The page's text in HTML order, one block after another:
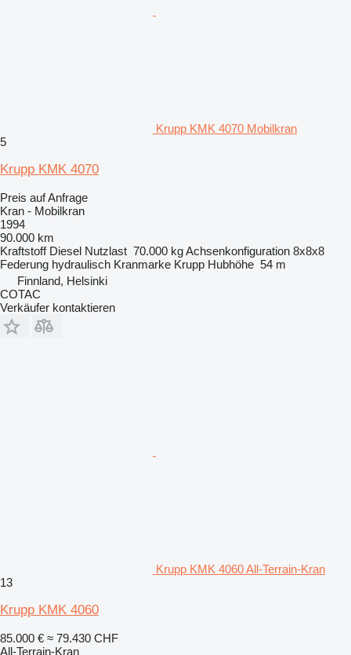
Krupp KMK 4070 Mobilkran
5
Krupp KMK 4070
Preis auf Anfrage
Kran - Mobilkran
1994
90.000 km
Kraftstoff Diesel Nutzlast 70.000 kgAchsenkonfiguration 8x8x8
Federung hydraulisch Kranmarke Krupp Hubhöhe 54 m
Finnland, Helsinki
COTAC
Verkäufer kontaktieren
Krupp KMK 4060 All-Terrain-Kran
13
Krupp KMK 4060
85.000 € ≈ 79.430 CHF
All-Terrain-Kran